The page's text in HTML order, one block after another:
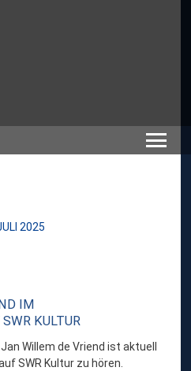
2025
IM
KULTUR
Willem de Vriend ist aktuell
SWR Kultur zu hören.